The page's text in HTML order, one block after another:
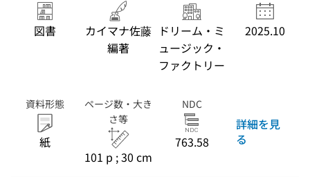
図書
カイマナ佐藤
編著
ドリーム・ミ
ュージック・
ファクトリー
2025.10
資料形態
紙
ページ数・大き
さ等
101 p ; 30 cm
NDC
763.58
詳細を見
る